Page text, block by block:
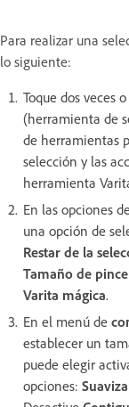
Para realizar una
lo siguiente:
Toque dos veces
(herramienta de
de herramientas
selección y las
herramienta
En las opciones
una opción de
Restar de la
Tamaño de
Varita mágica.
En el menú de
establecer un
puede elegir
opciones: